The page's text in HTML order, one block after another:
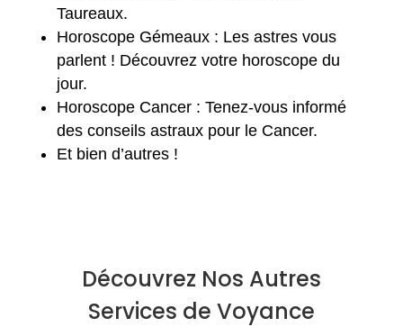
Taureaux.
Horoscope Gémeaux : Les astres vous
parlent ! Découvrez votre horoscope du
jour.
Horoscope Cancer : Tenez-vous informé
des conseils astraux pour le Cancer.
Et bien d’autres !
Découvrez Nos Autres
Services de Voyance